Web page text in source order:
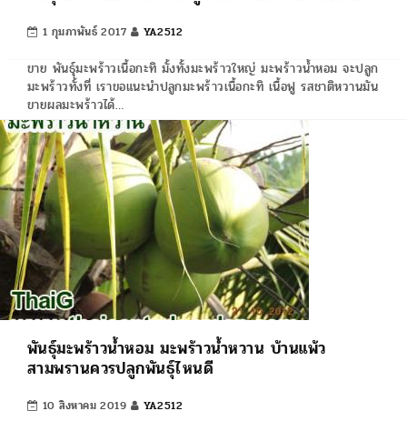
1 กุมภาพันธ์ 2017 YA2512
ขาย พันธุ์มะพร้าวเนื้อกะทิ มั้งทั้งมะพร้าวใหญ่ มะพร้าวน้ำหอม จะปลูก
มะพร้าวทั้งที่ เราขอแนะนำปลูกมะพร้าวเนื้อกะทิ เนื้อฟู รสชาติหวานมัน
ขายผลมะพร้าวได้…
พันธุ์มะพร้าวน้ำหอม มะพร้าวน้ำหวาน บ้านแพ้ว
สามพรานควรปลูกพันธุ์ไหนดี
10 สิงหาคม 2019 YA2512